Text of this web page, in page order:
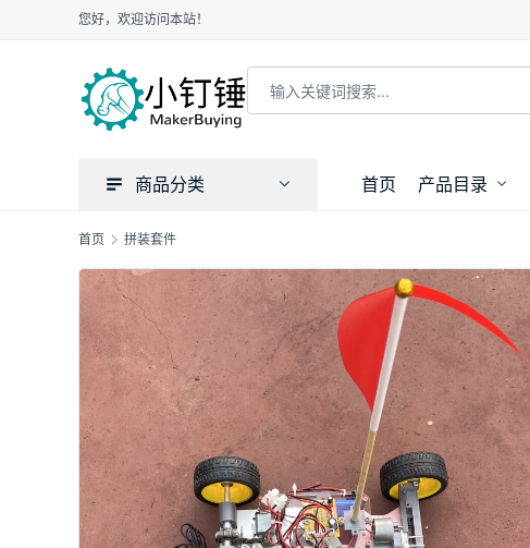
您好，欢迎访问本站！
商品分类 首页 产品目录
首页 拼装套件